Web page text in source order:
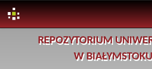
REPOZYTORIUM
W BIAŁYMSTOKU